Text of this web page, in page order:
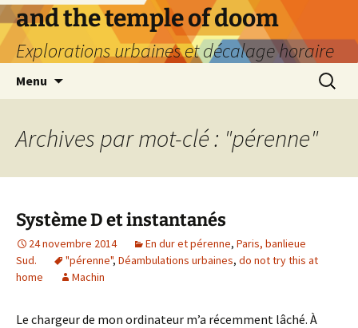
Aller
au
contenu
and the temple of doom
Explorations urbaines et décalage horaire
Menu
Archives par mot-clé : "pérenne"
Système D et instantanés
24 novembre 2014 En dur et pérenne, Paris, banlieue
Sud.
"pérenne", Déambulations urbaines, do not try this at
home
Machin
Le chargeur de mon ordinateur m’a récemment lâché. À